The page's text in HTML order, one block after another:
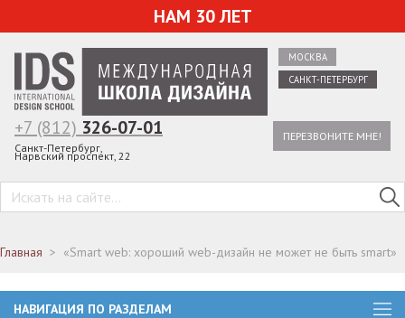
НАМ 30 ЛЕТ
МОСКВА
САНКТ-ПЕТЕРБУРГ
ПЕРЕЗВОНИТЕ МНЕ!
+7 (812) 326-07-01
Санкт-Петербург,
Нарвский проспект, 22
Главная «Smart web: хороший web-дизайн не может не быть smart»
НАВИГАЦИЯ ПО РАЗДЕЛАМ